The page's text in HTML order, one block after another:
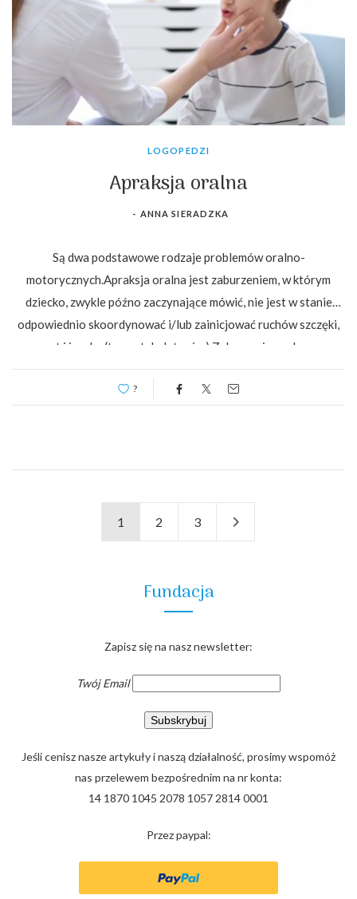
LOGOPEDZI
Apraksja oralna
- ANNA SIERADZKA
Są dwa podstawowe rodzaje problemów oralno-
motorycznych.Apraksja oralna jest zaburzeniem, w którym
dziecko, zwykle późno zaczynające mówić, nie jest w stanie
odpowiednio skoordynować i/lub zainicjować ruchów szczęki,
ust i języka (tzw artykulatorów).Zaburzenia oralno-
motoryczne, które mogą mieć inne przyczyny niż apraksja
(np….
?
1 2 3
Fundacja
Zapisz się na nasz newsletter:
Twój Email
Jeśli cenisz nasze artykuły i naszą działalność, prosimy wspomóż
nas przelewem bezpośrednim na nr konta:
14 1870 1045 2078 1057 2814 0001
Przez paypal: